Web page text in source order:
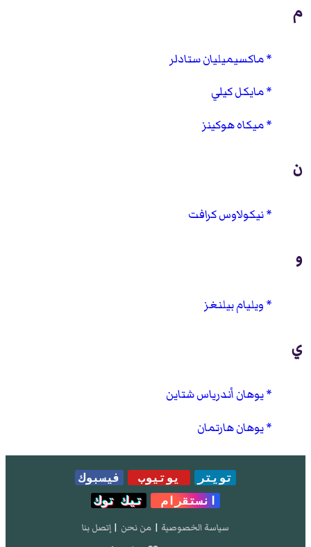
م
ماكسيميليان ستادلر
مايكل كيلي
ميكاه هوكينز
ن
نيكولاوس كرافت
و
ويليام بيلنغز
ي
يوهان أندرياس شتاين
يوهان هارتمان
تويتر يوتيوب
فيسبوك
انستقرام
تيك توك
سياسة الخصوصية | من نحن | إتصل بنا